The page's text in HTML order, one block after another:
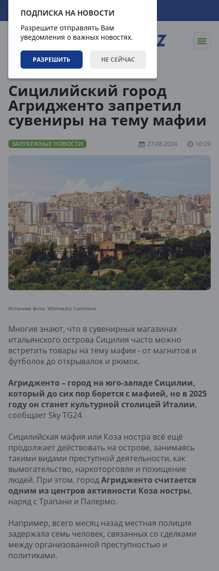
ПОДПИСКА НА НОВОСТИ
Разрешите отправлять Вам
уведомления о важных новостях.
РАЗРЕШИТЬ НЕ СЕЙЧАС
09.08.2026 21:05:39
Сицилийский город
Агридженто запретил
сувениры на тему мафии
ЗАРУБЕЖНЫЕ НОВОСТИ 27.08.2024 10:29
Источник фото: Wikimedia Commons.
Многие знают, что в сувенирных магазинах
итальянского острова Сицилия часто можно
встретить товары на тему мафии - от магнитов и
футболок до открывалок и рюмок.
Агридженто – город на юго-западе Сицилии,
который до сих пор борется с мафией, но в 2025
году он станет культурной столицей Италии,
сообщает Sky TG24.
Сицилийская мафия или Коза ностра всё ещё
продолжает действовать на острове, занимаясь
такими видами преступной деятельности, как
вымогательство, наркоторговля и похищение
людей. При этом, городАгридженто считается
одним из центров активности Коза ностры,
наряд с Трапани и Палермо.
Например, всего месяц назад местная полиция
задержала семь человек, связанных со сделками
между организованной преступностью и
политиками.